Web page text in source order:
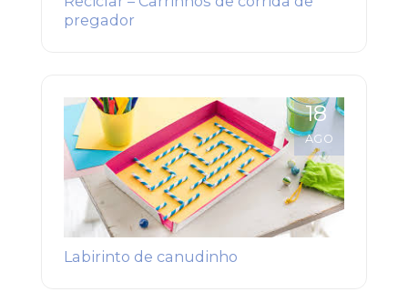
pregador
18
AGO
Labirinto de canudinho